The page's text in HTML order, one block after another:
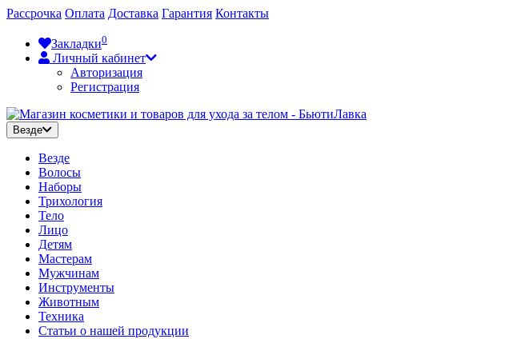
Рассрочка Оплата Доставка Гарантия Контакты
Закладки0
Личный кабинет
Авторизация
Регистрация
Везде
Везде
Волосы
Наборы
Трихология
Тело
Лицо
Детям
Мастерам
Мужчинам
Инструменты
Животным
Техника
Статьи о нашей продукции